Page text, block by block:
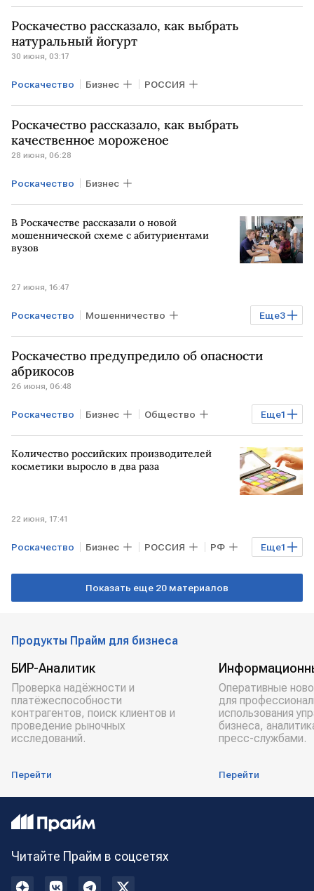
Роскачество рассказало, как выбрать
натуральный йогурт
30 июня, 03:17
Роскачество Бизнес РОССИЯ
Роскачество рассказало, как выбрать
качественное мороженое
28 июня, 06:28
Роскачество Бизнес
В Роскачестве рассказали о новой
мошеннической схеме с абитуриентами
вузов
27 июня, 16:47
Еще3
Роскачество Мошенничество
Финансы РФ Владимир Путин
Минобрнауки
Роскачество предупредило об опасности
абрикосов
26 июня, 06:48
Еще1
Роскачество Бизнес Общество
Здоровье
Количество российских производителей
косметики выросло в два раза
22 июня, 17:41
Еще1
Роскачество Бизнес РОССИЯ РФ
косметика
Показать еще 20 материалов
Продукты Прайм для бизнеса
БИР-Аналитик
Проверка надёжности и
платёжеспособности
контрагентов, поиск клиентов и
проведение рыночных
исследований.
Перейти
Оперативные
для
использования
бизнеса,
пресс-службами.
Перейти
Читайте Прайм в соцсетях